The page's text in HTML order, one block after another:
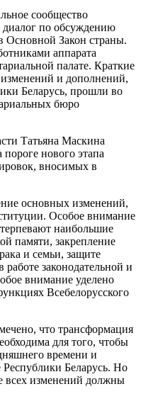
сообщество
по обсуждению
Основной Закон страны.
аппарата
палате. Краткие
и дополнений,
Беларусь, прошли во
бюро
Татьяна Маскина
нового этапа
вносимых в
основных изменений,
Особое внимание
наибольшие
памяти, закрепление
и семьи, защите
законодательной и
внимание уделено
Всебелорусского
что трансформация
для того, чтобы
времени и
Республики Беларусь. Но
всех изменений должны